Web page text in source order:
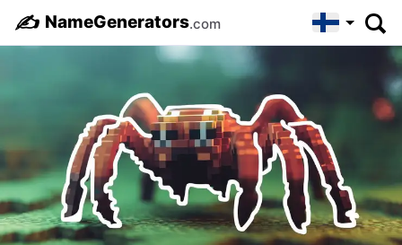
✍️ NameGenerators.com